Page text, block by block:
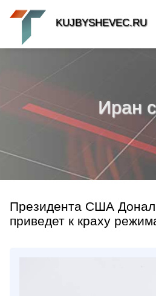
Иран
Президента США
приведет к краху
KUJBYSHEVEC.RU